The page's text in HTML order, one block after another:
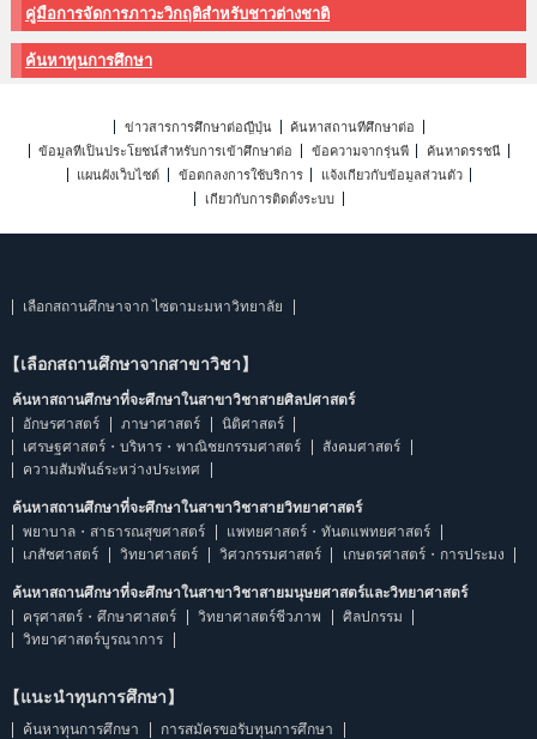
คู่มือการจัดการภาวะวิกฤติสำหรับชาวต่างชาติ
ค้นหาทุนการศึกษา
ข่าวสารการศึกษาต่อญี่ปุ่น
ค้นหาสถานที่ศึกษาต่อ
ข้อมูลที่เป็นประโยชน์สำหรับการเข้าศึกษาต่อ
ข้อความจากรุ่นพี่
ค้นหาดรรชนี
แผนผังเว็บไซต์
ข้อตกลงการใช้บริการ
แจ้งเกี่ยวกับข้อมูลส่วนตัว
เกี่ยวกับการติดตั้งระบบ
เลือกสถานศึกษาจาก ไซตามะมหาวิทยาลัย
【เลือกสถานศึกษาจากสาขาวิชา】
ค้นหาสถานศึกษาที่จะศึกษาในสาขาวิชาสายศิลปศาสตร์
อักษรศาสตร์
ภาษาศาสตร์
นิติศาสตร์
เศรษฐศาสตร์・บริหาร・พาณิชยกรรมศาสตร์
สังคมศาสตร์
ความสัมพันธ์ระหว่างประเทศ
ค้นหาสถานศึกษาที่จะศึกษาในสาขาวิชาสายวิทยาศาสตร์
พยาบาล・สาธารณสุขศาสตร์
แพทยศาสตร์・ทันตแพทยศาสตร์
เภสัชศาสตร์
วิทยาศาสตร์ วิศวกรรมศาสตร์ เกษตรศาสตร์・การประมง
ค้นหาสถานศึกษาที่จะศึกษาในสาขาวิชาสายมนุษยศาสตร์และวิทยาศาสตร์
ครุศาสตร์・ศึกษาศาสตร์
วิทยาศาสตร์ชีวภาพ
ศิลปกรรม
วิทยาศาสตร์บูรณาการ
【แนะนำทุนการศึกษา】
ค้นหาทุนการศึกษา
การสมัครขอรับทุนการศึกษา